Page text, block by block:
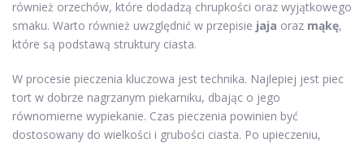
również orzechów, które dodadzą chrupkości oraz wyjątkowego
smaku. Warto również uwzględnić w przepisie jaja oraz mąkę,
które są podstawą struktury ciasta.
W procesie pieczenia kluczowa jest technika. Najlepiej jest piec
tort w dobrze nagrzanym piekarniku, dbając o jego
równomierne wypiekanie. Czas pieczenia powinien być
dostosowany do wielkości i grubości ciasta. Po upieczeniu,